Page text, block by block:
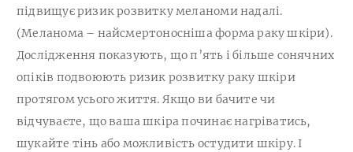
підвищує ризик розвитку меланоми надалі.
(Меланома – найсмертоносніша форма раку шкіри).
Дослідження показують, що п’ять і більше сонячних
опіків подвоюють ризик розвитку раку шкіри
протягом усього життя. Якщо ви бачите чи
відчуваєте, що ваша шкіра починає нагріватись,
шукайте тінь або можливість остудити шкіру. І